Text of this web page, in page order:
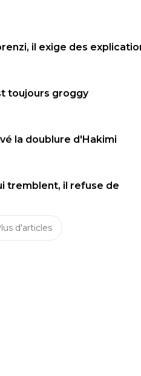
il exige des
toujours groggy
la doublure d'Hakimi
tremblent, il refuse de
d'articles